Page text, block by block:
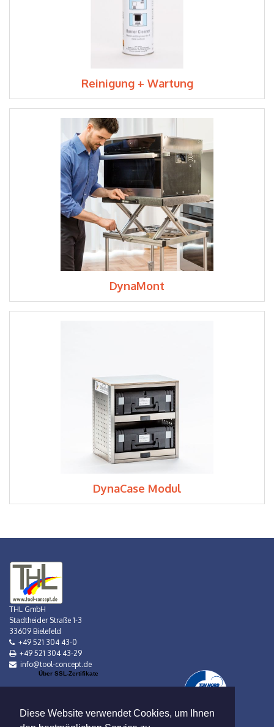
Diese Website verwendet Cookies, um Ihnen
Reinigung + Wartung
DynaMont
DynaCase Modul
THL GmbH
Stadtheider Straße 1-3
33609 Bielefeld
+49 521 304 43-0
+49 521 304 43-29
info@tool-concept.de
Über SSL-Zertifikate